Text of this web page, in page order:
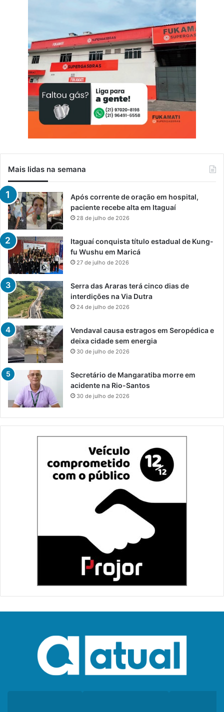
Mais lidas na semana
Após corrente de oração em hospital,
paciente recebe alta em Itaguaí
28 de julho de 2026
Itaguaí conquista título estadual de Kung-
fu Wushu em Maricá
27 de julho de 2026
Serra das Araras terá cinco dias de
interdições na Via Dutra
24 de julho de 2026
Vendaval causa estragos em Seropédica e
deixa cidade sem energia
30 de julho de 2026
Secretário de Mangaratiba morre em
acidente na Rio-Santos
30 de julho de 2026